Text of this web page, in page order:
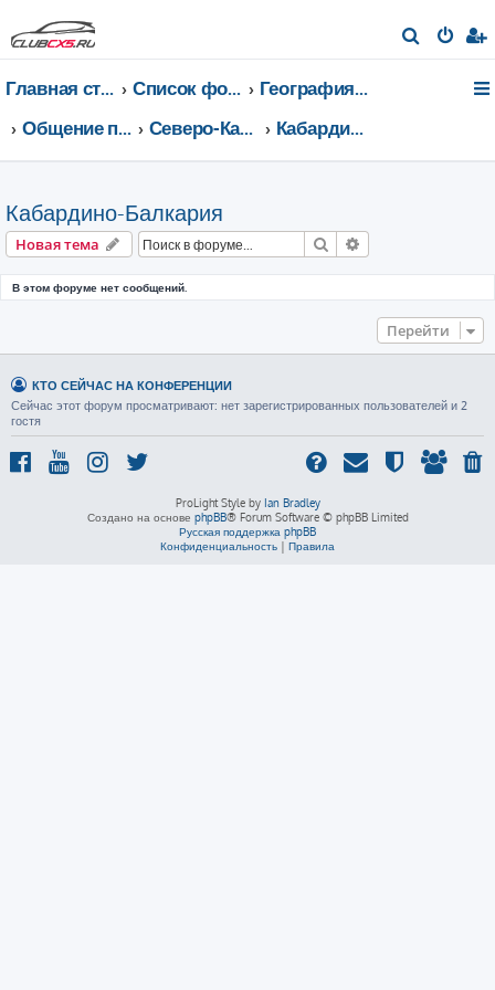
о
Главная страница Список форумов
География Клуба CX-5 CLUB
Общение по регионам
Северо-Кавказский федеральный округ Кабардино-Балкария
Кабардино-Балкария
Новая тема Поиск
В этом форуме нет сообщений.
Перейти
КТО СЕЙЧАС НА КОНФЕРЕНЦИИ
Сейчас этот форум просматривают: нет зарегистрированных пользователей и 2
гостя
ProLight Style by Ian Bradley
Создано на основе phpBB® Forum Software © phpBB Limited
Русская поддержка phpBB
Конфиденциальность | Правила